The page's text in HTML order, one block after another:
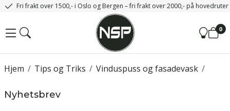
Fri frakt over 1500,- i Oslo og Bergen – fri frakt over 2000,- på
0
/
Hjem /
Tips og Triks /
Vinduspuss og fasadevask
Nyhetsbrev